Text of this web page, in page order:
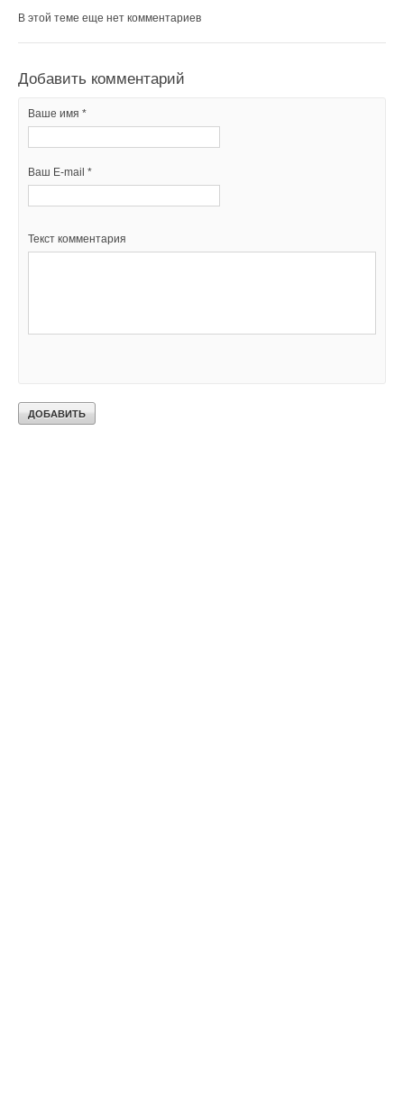
В этой теме еще нет комментариев
Добавить комментарий
Ваше имя *
Ваш E-mail *
Текст комментария